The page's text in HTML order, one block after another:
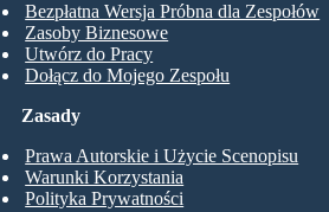
Bezpłatna Wersja Próbna dla Zespołów
Zasoby Biznesowe
Utwórz do Pracy
Dołącz do Mojego Zespołu
Zasady
Prawa Autorskie i Użycie Scenopisu
Warunki Korzystania
Polityka Prywatności